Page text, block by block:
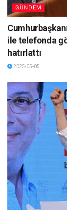
GÜNDEM
ile telefonda
hatırlattı
2025-05-05